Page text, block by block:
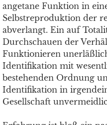
angetane Funktion in
Selbstreproduktion der
abverlangt. Ein auf
Durchschauen der
Funktionieren
Identifikation mit
bestehenden Ordnung
Identifikation in
Gesellschaft